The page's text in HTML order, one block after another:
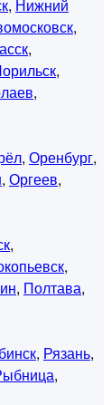
, Нижний
,
,
,
,
, Оренбург,
, Оргеев,
,
,
, Полтава,
, Рязань,
,